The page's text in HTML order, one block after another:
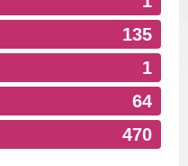
135
1
64
470